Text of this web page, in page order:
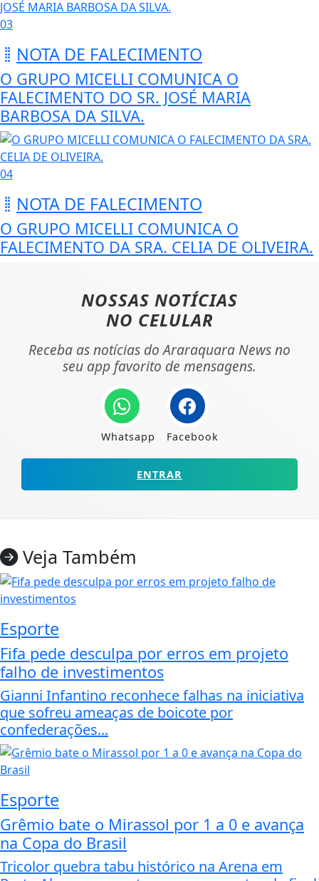
03
NOTA DE FALECIMENTO
O GRUPO MICELLI COMUNICA O
FALECIMENTO DO SR. JOSÉ MARIA
BARBOSA DA SILVA.
04
NOTA DE FALECIMENTO
O GRUPO MICELLI COMUNICA O
FALECIMENTO DA SRA. CELIA DE OLIVEIRA.
NOSSAS NOTÍCIAS
NO CELULAR
Receba as notícias do Araraquara News no
seu app favorito de mensagens.
Whatsapp Facebook
ENTRAR
Veja Também
Esporte
Fifa pede desculpa por erros em projeto
falho de investimentos
Gianni Infantino reconhece falhas na iniciativa
que sofreu ameaças de boicote por
confederações...
Esporte
Grêmio bate o Mirassol por 1 a 0 e avança
na Copa do Brasil
Tricolor quebra tabu histórico na Arena em